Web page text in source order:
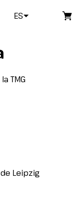
ES
TMG
Leipzig